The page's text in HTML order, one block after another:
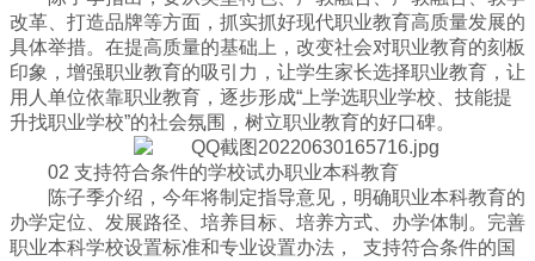
改革、打造品牌等方面，抓实抓好现代职业教育高质量发展的
具体举措。在提高质量的基础上，改变社会对职业教育的刻板
印象，增强职业教育的吸引力，让学生家长选择职业教育，让
用人单位依靠职业教育，逐步形成“上学选职业学校、技能提
升找职业学校”的社会氛围，树立职业教育的好口碑。
02 支持符合条件的学校试办职业本科教育
陈子季介绍，今年将制定指导意见，明确职业本科教育的
办学定位、发展路径、培养目标、培养方式、办学体制。完善
职业本科学校设置标准和专业设置办法， 支持符合条件的国